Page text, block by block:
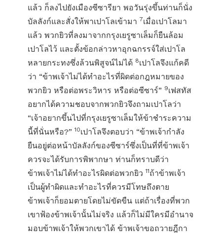
แล้ว ก็ลงไปยังเมืองซีซารียา พอวันรุ่งขึ้นท่านก็นั่ง
บัลลังก์และสั่งให้พาเปาโลเข้ามา 7เมื่อเปาโลมา
แล้ว พวกยิวที่ลงมาจากกรุงเยรูซาเล็มก็ยืนล้อม
เปาโลไว้ และตั้งข้อกล่าวหาอุกฉกรรจ์ใส่เปาโล
หลายกระทงซึ่งล้วนพิสูจน์ไม่ได้ 8เปาโลจึงแก้คดี
ว่า “ข้าพเจ้าไม่ได้ทำอะไรที่ผิดต่อกฎหมายของ
พวกยิว หรือต่อพระวิหาร หรือต่อซีซาร์” 9เฟสทัส
อยากได้ความชอบจากพวกยิวจึงถามเปาโลว่า
“เจ้าอยากขึ้นไปที่กรุงเยรูซาเล็มให้ข้าชำระความ
นี้ที่นั่นหรือ?”10เปาโลจึงตอบว่า “ข้าพเจ้ากำลัง
ยืนอยู่ต่อหน้าบัลลังก์ของซีซาร์ซึ่งเป็นที่ที่ข้าพเจ้า
ควรจะได้รับการพิพากษา ท่านก็ทราบดีว่า
ข้าพเจ้าไม่ได้ทำอะไรผิดต่อพวกยิว11ถ้าข้าพเจ้า
เป็นผู้ทำผิดและทำอะไรที่ควรมีโทษถึงตาย
ข้าพเจ้าก็ยอมตายโดยไม่ขัดขืน แต่ถ้าเรื่องที่พวก
เขาฟ้องข้าพเจ้านั้นไม่จริง แล้วก็ไม่มีใครมีอำนาจ
มอบข้าพเจ้าให้พวกเขาได้ ข้าพเจ้าขอถวายฎีกา